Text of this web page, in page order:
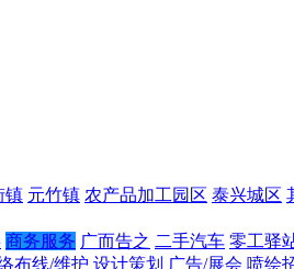
镇 元竹镇 农产品加工园区 泰兴城区
商务服务 广而告之 二手汽车 零工驿
布线/维护 设计策划 广告/展会 喷绘